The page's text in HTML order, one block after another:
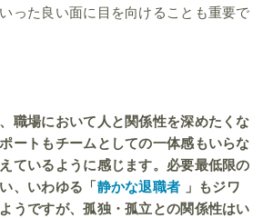
った良い面に目を向けることも重要で
場において人と関係性を深めたくな
ートもチームとしての一体感もいらな
ているように感じます。必要最低限の
、いわゆる「静かな退職者 」もジワ
うですが、孤独・孤立との関係性はい